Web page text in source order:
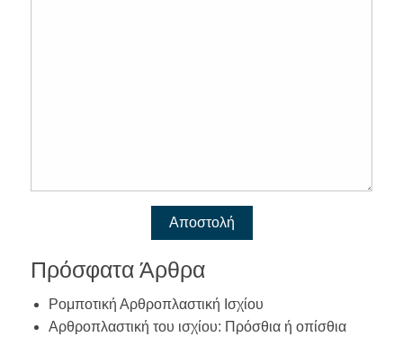
Πρόσφατα Άρθρα
Ρομποτική Αρθροπλαστική Ισχίου
Αρθροπλαστική του ισχίου: Πρόσθια ή οπίσθια